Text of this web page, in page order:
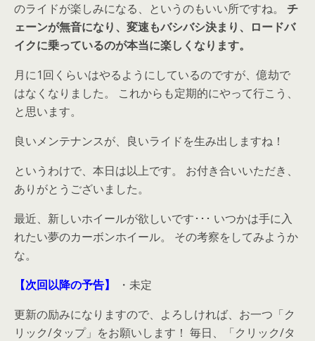
のライドが楽しみになる、というのもいい所ですね。 チ
ェーンが無音になり、変速もバシバシ決まり、ロードバ
イクに乗っているのが本当に楽しくなります。
月に1回くらいはやるようにしているのですが、億劫で
はなくなりました。 これからも定期的にやって行こう、
と思います。
良いメンテナンスが、良いライドを生み出しますね！
というわけで、本日は以上です。 お付き合いいただき、
ありがとうございました。
最近、新しいホイールが欲しいです･･･ いつかは手に入
れたい夢のカーボンホイール。 その考察をしてみようか
な。
【次回以降の予告】
・未定
更新の励みになりますので、よろしければ、お一つ「ク
リック/タップ」をお願いします！ 毎日、「クリック/タ